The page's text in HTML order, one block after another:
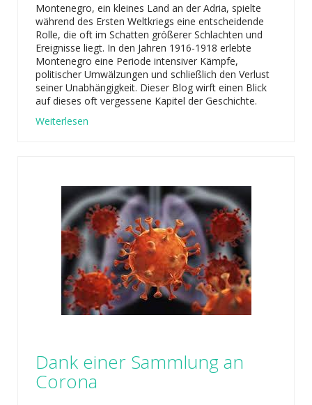
Montenegro, ein kleines Land an der Adria, spielte
während des Ersten Weltkriegs eine entscheidende
Rolle, die oft im Schatten größerer Schlachten und
Ereignisse liegt. In den Jahren 1916-1918 erlebte
Montenegro eine Periode intensiver Kämpfe,
politischer Umwälzungen und schließlich den Verlust
seiner Unabhängigkeit. Dieser Blog wirft einen Blick
auf dieses oft vergessene Kapitel der Geschichte.
Weiterlesen
Dank einer Sammlung an
Corona